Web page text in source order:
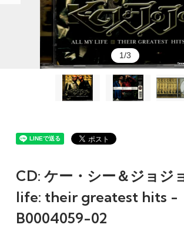
1/3
CD: ケー・シー＆ジョジ
life: their greatest hits -
B0004059-02